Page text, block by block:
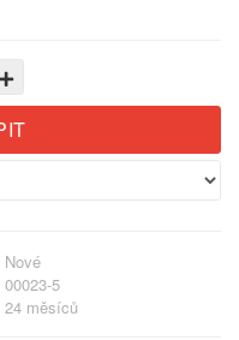
Nové
00023-5
24 měsíců